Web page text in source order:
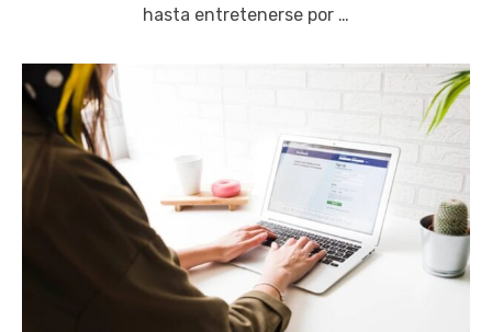
hasta entretenerse por …